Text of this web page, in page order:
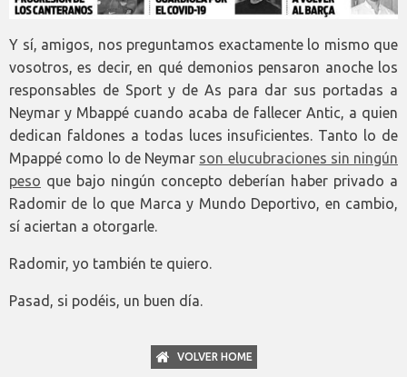
Y sí, amigos, nos preguntamos exactamente lo mismo que
vosotros, es decir, en qué demonios pensaron anoche los
responsables de Sport y de As para dar sus portadas a
Neymar y Mbappé cuando acaba de fallecer Antic, a quien
dedican faldones a todas luces insuficientes. Tanto lo de
Mpappé como lo de Neymar son elucubraciones sin ningún
peso que bajo ningún concepto deberían haber privado a
Radomir de lo que Marca y Mundo Deportivo, en cambio,
sí aciertan a otorgarle.
Radomir, yo también te quiero.
Pasad, si podéis, un buen día.
VOLVER HOME